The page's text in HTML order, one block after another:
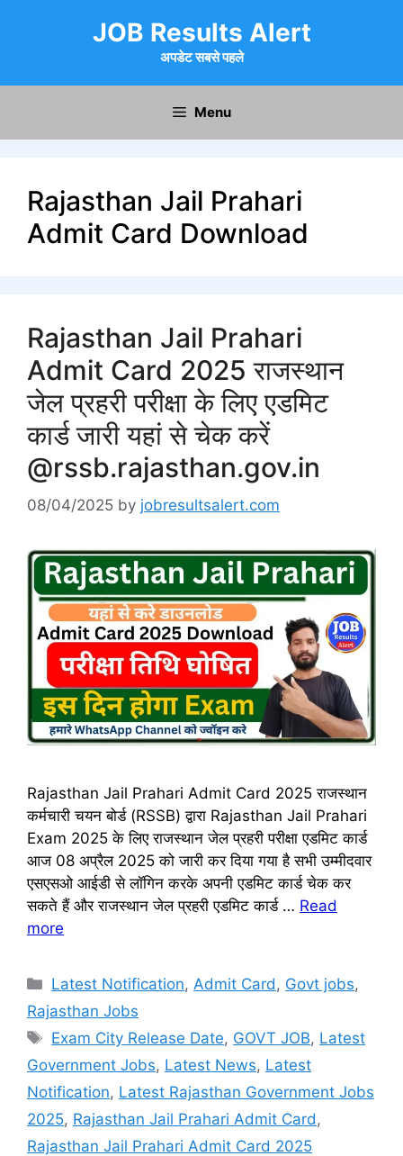
JOB Results Alert
अपडेट सबसे पहले
Menu
Rajasthan Jail Prahari
Admit Card Download
Rajasthan Jail Prahari
Admit Card 2025 राजस्थान
जेल प्रहरी परीक्षा के लिए एडमिट
कार्ड जारी यहां से चेक करें
@rssb.rajasthan.gov.in
08/04/2025 by jobresultsalert.com
Rajasthan Jail Prahari Admit Card 2025 राजस्थान
कर्मचारी चयन बोर्ड (RSSB) द्वारा Rajasthan Jail Prahari
Exam 2025 के लिए राजस्थान जेल प्रहरी परीक्षा एडमिट कार्ड
आज 08 अप्रैल 2025 को जारी कर दिया गया है सभी उम्मीदवार
एसएसओ आईडी से लॉगिन करके अपनी एडमिट कार्ड चेक कर
सकते हैं और राजस्थान जेल प्रहरी एडमिट कार्ड … Read
more
Categories
Latest Notification, Admit Card , Govt jobs,
Rajasthan Jobs
Tags
Exam City Release Date, GOVT JOB, Latest
Government Jobs, Latest News, Latest
Notification, Latest Rajasthan Government Jobs
2025, Rajasthan Jail Prahari Admit Card ,
Rajasthan Jail Prahari Admit Card 2025